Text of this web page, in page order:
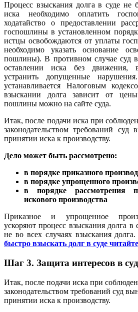
Процесс взыскания долга в суде не
иска необходимо оплатить
ходатайство о предоставлении
госпошлины в установленном
истцы освобождаются от уплаты
необходимо указать основание
пошлины). В противном случае суд
оставлении иска без движения,
устранить допущенные
устанавливается Налоговым
взыскании долга зависит от
пошлины можно на сайте суда.
Итак, после подачи иска при
законодательством требований суд
принятии иска к производству.
Дело может быть рассмотрено:
в порядке приказного
в порядке упрощенного
в порядке рассмотрения
искового производства
Приказное и упрощенное
ускоряют процесс взыскания долга в
не во всех случаях взыскания
быстро взыскать долг в суде читайте
Шаг 3. Защита интересов в
Итак, после подачи иска при
законодательством требований суд
принятии иска к производству.